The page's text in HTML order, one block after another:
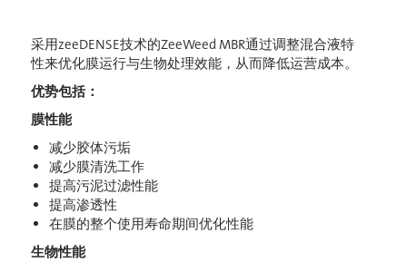
采用zeeDENSE技术的ZeeWeed MBR通过调整混合液特
性来优化膜运行与生物处理效能，从而降低运营成本。
优势包括：
膜性能
减少胶体污垢
减少膜清洗工作
提高污泥过滤性能
提高渗透性
在膜的整个使用寿命期间优化性能
生物性能